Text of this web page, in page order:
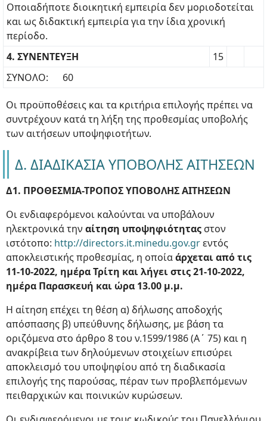
Οποιαδήποτε διοικητική εμπειρία δεν μοριοδοτείται
και ως διδακτική εμπειρία για την ίδια χρονική
περίοδο.
4. ΣΥΝΕΝΤΕΥΞΗ
15
ΣΥΝΟΛΟ: 60
Οι προϋποθέσεις και τα κριτήρια επιλογής πρέπει να
συντρέχουν κατά τη λήξη της προθεσμίας υποβολής
των αιτήσεων υποψηφιοτήτων.
Δ. ΔΙΑΔΙΚΑΣΙΑ ΥΠΟΒΟΛΗΣ ΑΙΤΗΣΕΩΝ
Δ1. ΠΡΟΘΕΣΜΙΑ-ΤΡΟΠΟΣ ΥΠΟΒΟΛΗΣ ΑΙΤΗΣΕΩΝ
Οι ενδιαφερόμενοι καλούνται να υποβάλουν
ηλεκτρονικά την αίτηση υποψηφιότητας στον
ιστότοπο: http://directors.it.minedu.gov.grεντός
αποκλειστικής προθεσμίας, η οποίαάρχεται από τις
11-10-2022, ημέρα Τρίτη και λήγει στις 21-10-2022,
ημέρα Παρασκευή και ώρα 13.00 μ.μ.
Η αίτηση επέχει τη θέση α) δήλωσης αποδοχής
απόσπασης β) υπεύθυνης δήλωσης, με βάση τα
οριζόμενα στο άρθρο 8 του ν.1599/1986 (Α΄ 75) και η
ανακρίβεια των δηλούμενων στοιχείων επισύρει
αποκλεισμό του υποψηφίου από τη διαδικασία
επιλογής της παρούσας, πέραν των προβλεπόμενων
πειθαρχικών και ποινικών κυρώσεων.